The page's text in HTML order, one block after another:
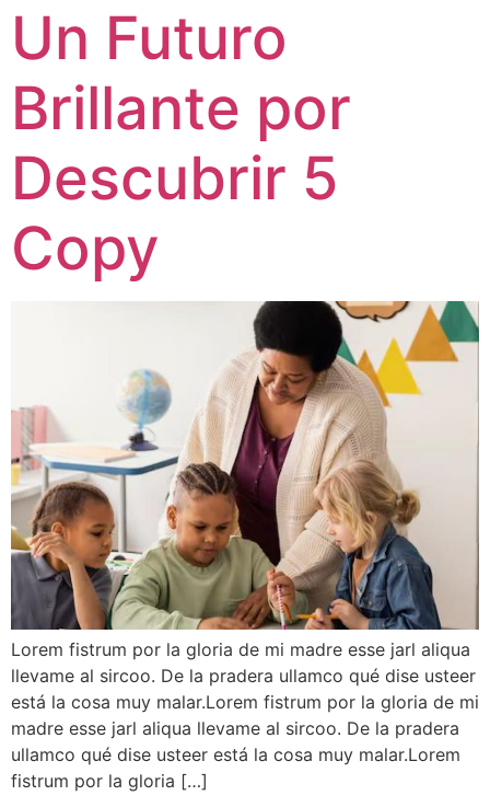
Un Futuro
Brillante por
Descubrir 5
Copy
Lorem fistrum por la gloria de mi madre esse jarl aliqua
llevame al sircoo. De la pradera ullamco qué dise usteer
está la cosa muy malar.Lorem fistrum por la gloria de mi
madre esse jarl aliqua llevame al sircoo. De la pradera
ullamco qué dise usteer está la cosa muy malar.Lorem
fistrum por la gloria […]